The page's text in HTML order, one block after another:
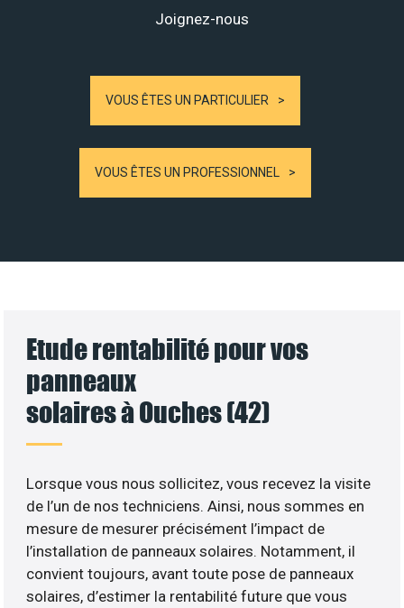
Joignez-nous
VOUS ÊTES UN PARTICULIER
VOUS ÊTES UN PROFESSIONNEL
Etude rentabilité pour vos
panneaux
solaires à Ouches (42)
Lorsque vous nous sollicitez, vous recevez la visite
de l’un de nos techniciens. Ainsi, nous sommes en
mesure de mesurer précisément l’impact de
l’installation de panneaux solaires. Notamment, il
convient toujours, avant toute pose de panneaux
solaires, d’estimer la rentabilité future que vous